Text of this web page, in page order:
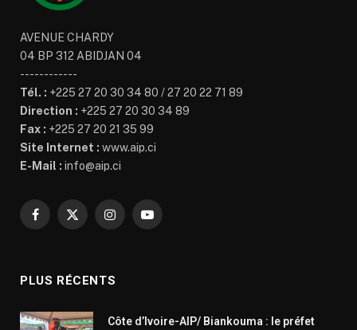
AVENUE CHARDY
04 BP 312 ABIDJAN 04
------------
Tél. : +225 27 20 30 34 80 / 27 20 22 71 89
Direction : +225 27 20 30 34 89
Fax : +225 27 20 21 35 99
Site Internet : www.aip.ci
E-Mail : info@aip.ci
Facebook
X
InstagramYouTube
PLUS RÉCENTS
Côte d’Ivoire-AIP/ Biankouma : le préfet